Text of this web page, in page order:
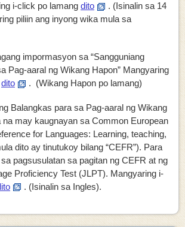
i-click po lamang dito
. (Isinalin sa 14
piliin ang inyong wika mula sa
impormasyon sa “Sangguniang
Pag-aaral ng Wikang Hapon” Mangyaring
dito . (Wikang Hapon po lamang)
Balangkas para sa Pag-aaral ng Wikang
na may kaugnayan sa Common European
for Languages: Learning, teaching,
dito ay tinutukoy bilang “CEFR”). Para
pagsusulatan sa pagitan ng CEFR at ng
Proficiency Test (JLPT). Mangyaring i-
. (Isinalin sa Ingles).